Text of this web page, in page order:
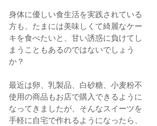
身体に優しい食生活を実践されている
方も、たまには美味しくて綺麗なケー
キを食べたいと、甘い誘惑に負けてし
まうこともあるのではないでしょう
か？
最近は卵、乳製品、白砂糖、小麦粉不
使用の商品もお店で購入できるように
なってきましたが、そんなスイーツを
手軽に自宅で作れるようになったら、